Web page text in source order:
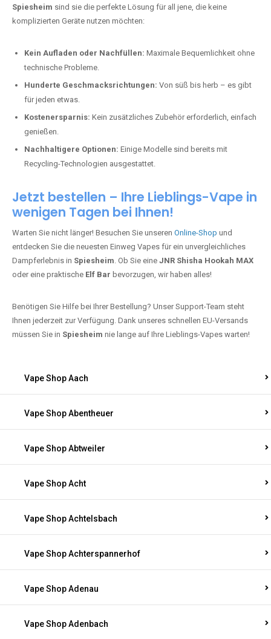
Spiesheim sind sie die perfekte Lösung für all jene, die keine
komplizierten Geräte nutzen möchten:
Kein Aufladen oder Nachfüllen: Maximale Bequemlichkeit ohne
technische Probleme.
Hunderte Geschmacksrichtungen: Von süß bis herb – es gibt
für jeden etwas.
Kostenersparnis: Kein zusätzliches Zubehör erforderlich, einfach
genießen.
Nachhaltigere Optionen: Einige Modelle sind bereits mit
Recycling-Technologien ausgestattet.
Jetzt bestellen – Ihre Lieblings-Vape in
wenigen Tagen bei Ihnen!
Warten Sie nicht länger! Besuchen Sie unseren Online-Shop und
entdecken Sie die neuesten Einweg Vapes für ein unvergleichliches
Dampferlebnis in Spiesheim. Ob Sie eine JNR Shisha Hookah MAX
oder eine praktische Elf Bar bevorzugen, wir haben alles!
Benötigen Sie Hilfe bei Ihrer Bestellung? Unser Support-Team steht
Ihnen jederzeit zur Verfügung. Dank unseres schnellen EU-Versands
müssen Sie in Spiesheim nie lange auf Ihre Lieblings-Vapes warten!
Vape Shop Aach
Vape Shop Abentheuer
Vape Shop Abtweiler
Vape Shop Acht
Vape Shop Achtelsbach
Vape Shop Achterspannerhof
Vape Shop Adenau
Vape Shop Adenbach